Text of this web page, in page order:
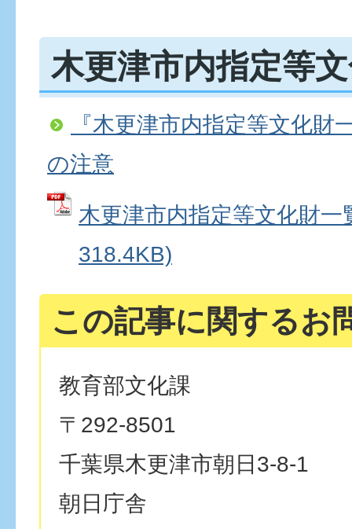
木更津市内指定等
『木更津市内指定等文化財
の注意
木更津市内指定等文化財
318.4KB)
この記事に関するお
教育部文化課
〒292-8501
千葉県木更津市朝日3-8-1
朝日庁舎